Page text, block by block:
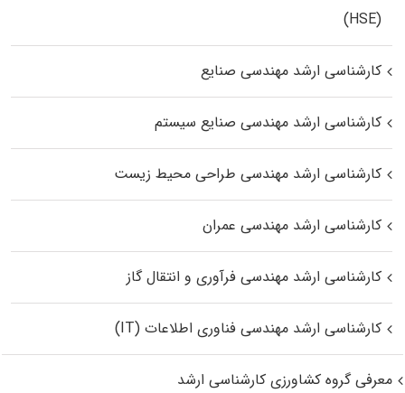
(HSE)
کارشناسی ارشد مهندسی صنایع
کارشناسی ارشد مهندسی صنایع سیستم
کارشناسی ارشد مهندسی طراحی محیط زیست
کارشناسی ارشد مهندسی عمران
کارشناسی ارشد مهندسی فرآوری و انتقال گاز
کارشناسی ارشد مهندسی فناوری اطلاعات (IT)
معرفی گروه کشاورزی کارشناسی ارشد